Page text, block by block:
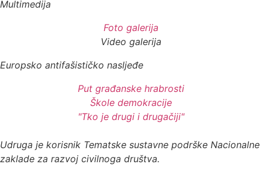
Multimedija
Foto galerija
Video galerija
Europsko antifašističko nasljeđe
Put građanske hrabrosti
Škole demokracije
"Tko je drugi i drugačiji"
Udruga je korisnik Tematske sustavne podrške Nacionalne
zaklade za razvoj civilnoga društva.